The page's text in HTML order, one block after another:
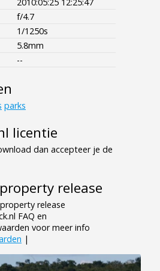
f/4.7
1/1250s
5.8mm
--
parks
licentie
dan accepteer je de
release
release
FAQ en
voor meer info
|